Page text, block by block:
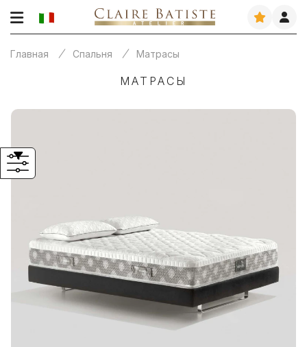
Главная Спальня Матрасы
МАТРАСЫ